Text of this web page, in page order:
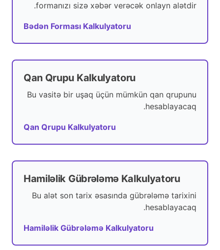
formanızı sizə xəbər verəcək onlayn alətdir.
Bədən Forması Kalkulyatoru
Qan Qrupu Kalkulyatoru
Bu vasitə bir uşaq üçün mümkün qan qrupunu
hesablayacaq.
Qan Qrupu Kalkulyatoru
Hamiləlik Gübrələmə Kalkulyatoru
Bu alət son tarix əsasında gübrələmə tarixini
hesablayacaq.
Hamiləlik Gübrələmə Kalkulyatoru